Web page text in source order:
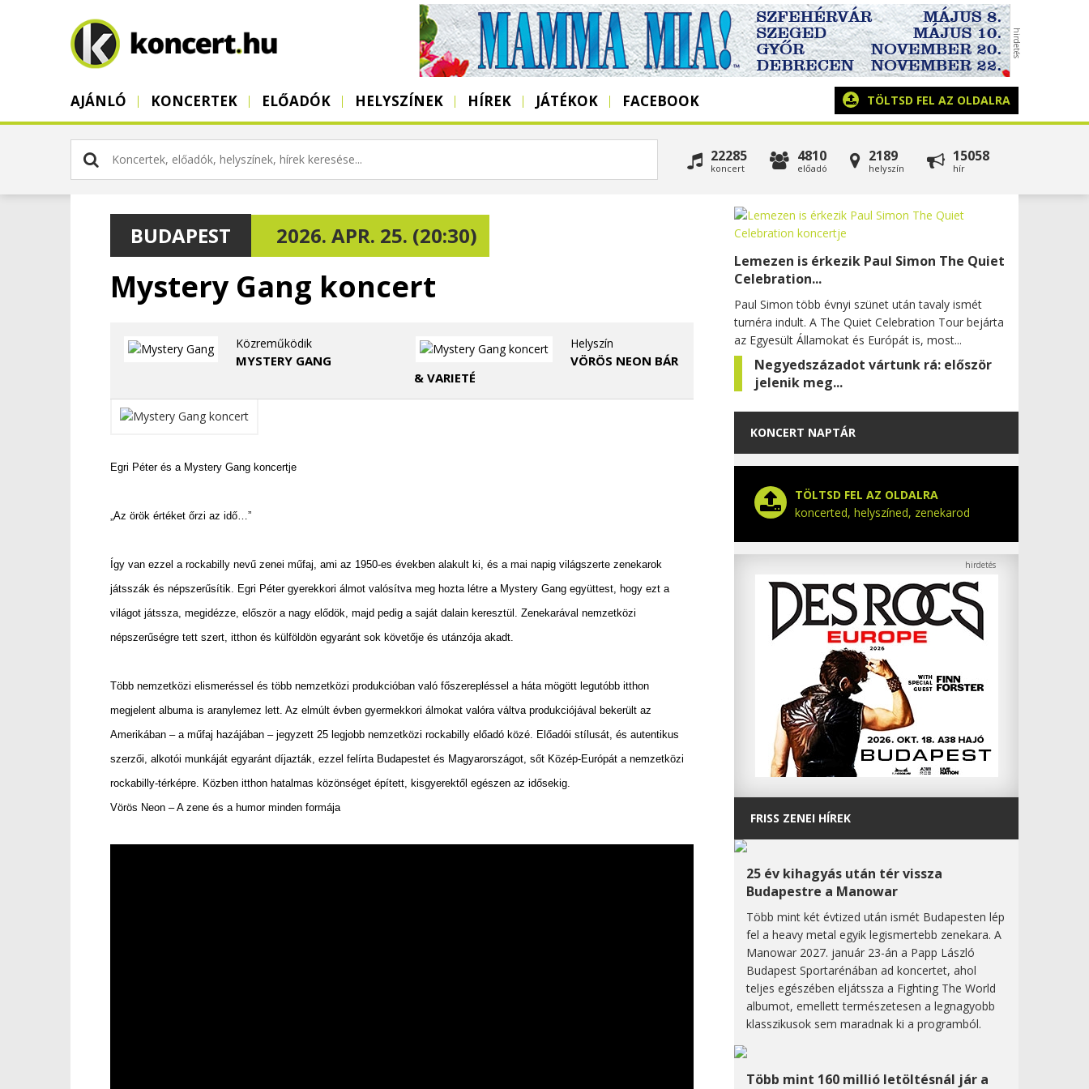
AJÁNLÓ KONCERTEK ELŐADÓK HELYSZÍNEK HÍREK JÁTÉKOK FACEBOOK TÖLTSD FEL AZ OLDALRA
22285
koncert
4810
előadó
2189
helyszín
15058
hír
BUDAPEST 2026. APR. 25. (20:30)
Mystery Gang koncert
Közreműködik
MYSTERY GANG
Helyszín
VÖRÖS NEON BÁR
& VARIETÉ
Egri Péter és a Mystery Gang koncertje
„Az örök értéket őrzi az idő…”
Így van ezzel a rockabilly nevű zenei műfaj, ami az 1950-es években alakult ki, és a mai napig világszerte zenekarok
játsszák és népszerűsítik. Egri Péter gyerekkori álmot valósítva meg hozta létre a Mystery Gang együttest, hogy ezt a
világot játssza, megidézze, először a nagy elődök, majd pedig a saját dalain keresztül. Zenekarával nemzetközi
népszerűségre tett szert, itthon és külföldön egyaránt sok követője és utánzója akadt.
Több nemzetközi elismeréssel és több nemzetközi produkcióban való főszerepléssel a háta mögött legutóbb itthon
megjelent albuma is aranylemez lett. Az elmúlt évben gyermekkori álmokat valóra váltva produkciójával bekerült az
Amerikában – a műfaj hazájában – jegyzett 25 legjobb nemzetközi rockabilly előadó közé. Előadói stílusát, és autentikus
szerzői, alkotói munkáját egyaránt díjazták, ezzel felírta Budapestet és Magyarországot, sőt Közép-Európát a nemzetközi
rockabilly-térképre. Közben itthon hatalmas közönséget épített, kisgyerektől egészen az idősekig.
Vörös Neon – A zene és a humor minden formája
Lemezen is érkezik Paul Simon The Quiet
Celebration...
Paul Simon több évnyi szünet után tavaly ismét
turnéra indult. A The Quiet Celebration Tour bejárta
az Egyesült Államokat és Európát is, most...
Negyedszázadot vártunk rá: először
jelenik meg...
KONCERT NAPTÁR
TÖLTSD FEL AZ OLDALRA
koncerted, helyszíned, zenekarod
FRISS ZENEI HÍREK
25 év kihagyás után tér vissza
Budapestre a Manowar
Több mint két évtized után ismét Budapesten lép
fel a heavy metal egyik legismertebb zenekara. A
Manowar 2027. január 23-án a Papp László
Budapest Sportarénában ad koncertet, ahol
teljes egészében eljátssza a Fighting The World
albumot, emellett természetesen a legnagyobb
klasszikusok sem maradnak ki a programból.
Több mint 160 millió letöltésnál jár a